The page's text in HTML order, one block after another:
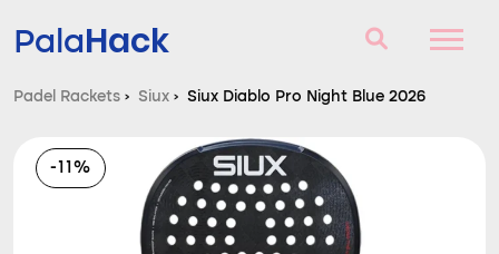
PalaHack
Padel Rackets
Vragen en antwoorden
Vergelijker
Padel Rackets › Siux › Siux Diablo Pro Night Blue 2026
-11%